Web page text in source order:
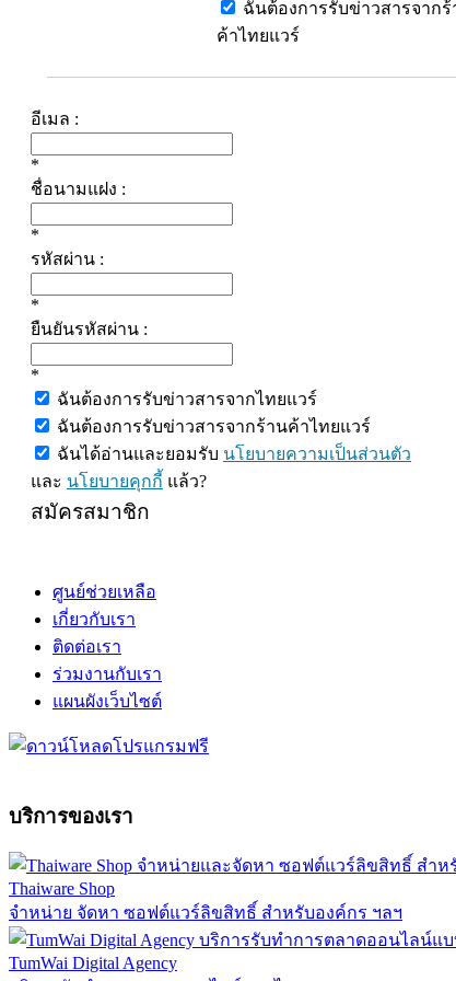
ฉันต้องการรับข่าวสารจากร้
ค้าไทยแวร์
อีเมล :
*
ชื่อนามแฝง :
*
รหัสผ่าน :
*
ยืนยันรหัสผ่าน :
*
ฉันต้องการรับข่าวสารจากไทยแวร์
ฉันต้องการรับข่าวสารจากร้านค้าไทยแวร์
ฉันได้อ่านและยอมรับ นโยบายความเป็นส่วนตัว
และ นโยบายคุกกี้ แล้ว?
สมัครสมาชิก
ศูนย์ช่วยเหลือ
เกี่ยวกับเรา
ติดต่อเรา
ร่วมงานกับเรา
แผนผังเว็บไซต์
บริการของเรา
Thaiware Shop
จำหน่าย จัดหา ซอฟต์แวร์ลิขสิทธิ์ สำหรับองค์กร ฯลฯ
TumWai Digital Agency